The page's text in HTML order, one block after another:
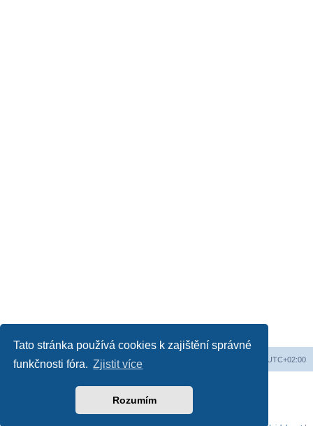
Tato stránka používá cookies k zajištění správné
funkčnosti fóra. Zjistit více
Rozumím
Obsah fóra UTC+02:00
Založeno naphpBB® Forum Software © phpBB Limited
Český překlad –